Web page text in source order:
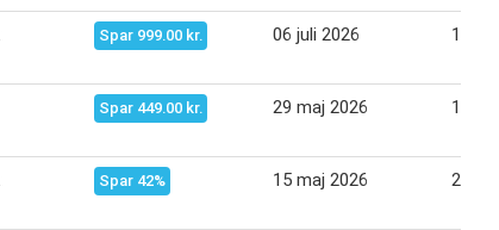
Spar 999.00 kr. 06 juli 2026 16
Spar 449.00 kr. 29 maj 2026 11
Spar 42% 15 maj 2026 28